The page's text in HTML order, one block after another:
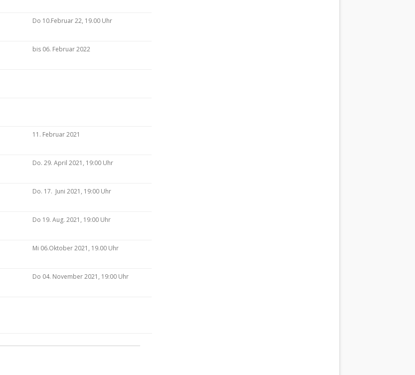
Do 10.Februar 22, 19.00 Uhr
bis 06. Februar 2022
11. Februar 2021
Do. 29. April 2021, 19:00 Uhr
Do. 17. Juni 2021, 19:00 Uhr
Do 19. Aug. 2021, 19:00 Uhr
Mi 06.Oktober 2021, 19.00 Uhr
Do 04. November 2021, 19:00 Uhr